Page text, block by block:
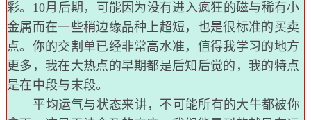
彩。10月后期，可能因为没有进入疯狂的磁与稀有小
金属而在一些稍边缘品种上超短，也是很标准的买卖
点。你的交割单已经非常高水准，值得我学习的地方
更多，我在大热点的早期都是后知后觉的，我的特点
是在中段与末段。
平均运气与状态来讲，不可能所有的大牛都被你